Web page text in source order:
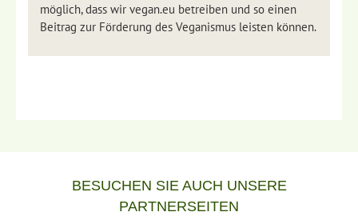
möglich, dass wir vegan.eu betreiben und so einen
Beitrag zur Förderung des Veganismus leisten können.
BESUCHEN SIE AUCH UNSERE
PARTNERSEITEN